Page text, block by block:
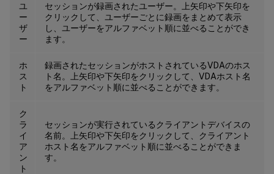
ユ
ー
ザ
ー
セッションが録画されたユーザー。上矢印や下矢印を
クリックして、ユーザーごとに録画をまとめて表示
し、ユーザーをアルファベット順に並べることができ
ます。
ホ
ス
ト
録画されたセッションがホストされているVDAのホス
ト名。上矢印や下矢印をクリックして、VDAホスト名
をアルファベット順に並べることができます。
ク
ラ
イ
ア
ン
ト
セッションが実行されているクライアントデバイスの
名前。上矢印や下矢印をクリックして、クライアント
ホスト名をアルファベット順に並べることができま
す。